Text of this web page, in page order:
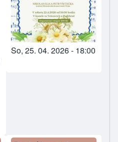
So, 25. 04. 2026 - 18:00